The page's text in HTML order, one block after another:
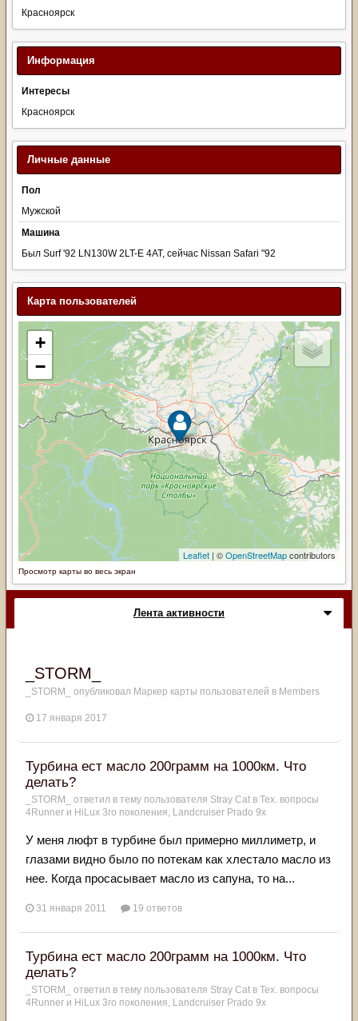
Красноярск
Информация
Интересы
Красноярск
Личные данные
Пол
Мужской
Машина
Был Surf '92 LN130W 2LT-E 4AT, сейчас Nissan Safari "92
Карта пользователей
Просмотр карты во весь экран
Лента активности
_STORM_
_STORM_ опубликовал Маркер карты пользователей в Members
17 января 2017
Турбина ест масло 200грамм на 1000км. Что
делать?
_STORM_ ответил в тему пользователя Stray Cat в Тех. вопросы
4Runner и HiLux 3го поколения, Landсruiser Prado 9x
У меня люфт в турбине был примерно миллиметр, и
глазами видно было по потекам как хлестало масло из
нее. Когда просасывает масло из сапуна, то на...
31 января 2011 19 ответов
Турбина ест масло 200грамм на 1000км. Что
делать?
_STORM_ ответил в тему пользователя Stray Cat в Тех. вопросы
4Runner и HiLux 3го поколения, Landсruiser Prado 9x